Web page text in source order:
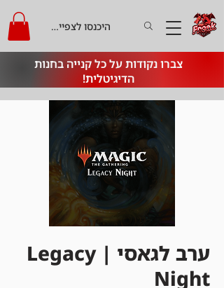
צברו נקודות על כל קנייה בחנות
הדיגיטלית!
היכנסו לצפייה בקרדיט
ערב לגאסי | Legacy
Night